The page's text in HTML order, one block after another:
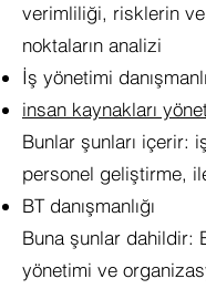
verimliliği, risklerin ve
noktaların analizi
İş yönetimi
insan kaynakları
Bunlar şunları içerir:
personel geliştirme,
BT danışmanlığı
Buna şunlar dahildir:
yönetimi ve